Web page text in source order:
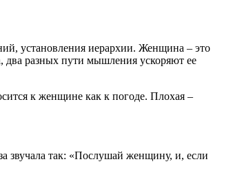
установления иерархии. Женщина – это
два разных пути мышления ускоряют ее
к женщине как к погоде. Плохая –
звучала так: «Послушай женщину, и, если